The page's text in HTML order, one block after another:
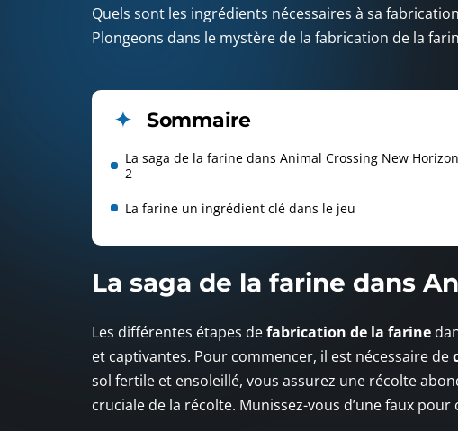
Quels sont les ingrédients nécessaires à sa
Plongeons dans le mystère de la fabrication de la
Sommaire
La saga de la farine dans Animal Crossing New Horizon
2
La farine un ingrédient clé dans le jeu
La saga de la farine dans
Les différentes étapes defabrication de la farine
et captivantes. Pour commencer, il est nécessaire de
sol fertile et ensoleillé, vous assurez une récolte
cruciale de la récolte. Munissez-vous d’une faux